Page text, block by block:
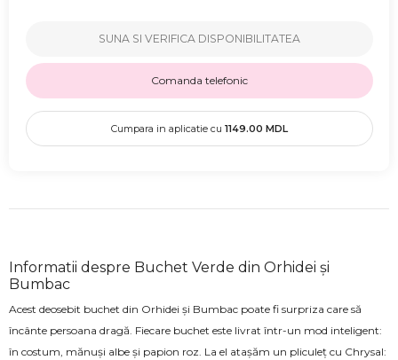
SUNA SI VERIFICA DISPONIBILITATEA
Comanda telefonic
Cumpara in aplicatie cu 1149.00 MDL
Informatii despre Buchet Verde din Orhidei și
Bumbac
Acest deosebit buchet din Orhidei și Bumbac poate fi surpriza care să
încânte persoana dragă. Fiecare buchet este livrat într-un mod inteligent:
în costum, mănuși albe și papion roz. La el atașăm un pliculeț cu Chrysal: